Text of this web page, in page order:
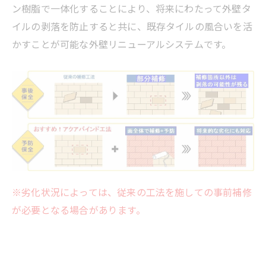
ン樹脂で一体化することにより、将来にわたって外壁タ
イルの剥落を防止すると共に、既存タイルの風合いを活
かすことが可能な外壁リニューアルシステムです。
※劣化状況によっては、従来の工法を施しての事前補修
が必要となる場合があります。